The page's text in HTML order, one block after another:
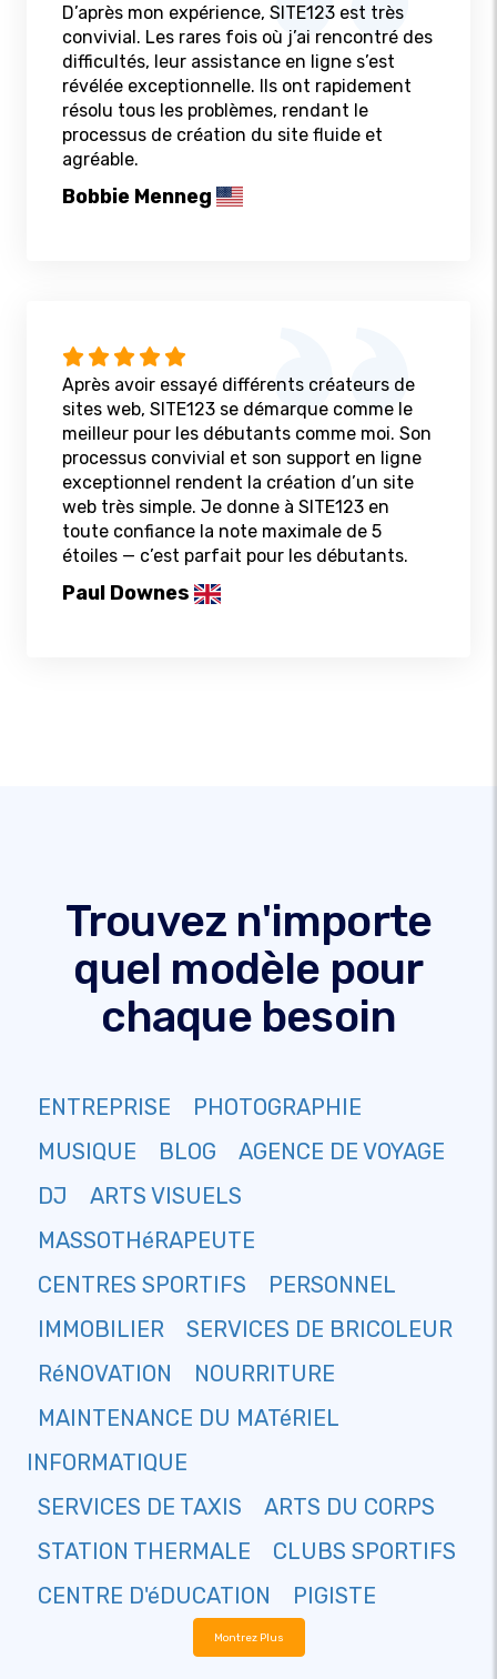
D’après mon expérience, SITE123 est très
convivial. Les rares fois où j’ai rencontré des
difficultés, leur assistance en ligne s’est
révélée exceptionnelle. Ils ont rapidement
résolu tous les problèmes, rendant le
processus de création du site fluide et
agréable.
Bobbie Menneg
Après avoir essayé différents créateurs de
sites web, SITE123 se démarque comme le
meilleur pour les débutants comme moi. Son
processus convivial et son support en ligne
exceptionnel rendent la création d’un site
web très simple. Je donne à SITE123 en
toute confiance la note maximale de 5
étoiles — c’est parfait pour les débutants.
Paul Downes
Trouvez n'importe
quel modèle pour
chaque besoin
ENTREPRISE
PHOTOGRAPHIE
MUSIQUE
BLOG
AGENCE DE VOYAGE
DJ
ARTS VISUELS
MASSOTHéRAPEUTE
CENTRES SPORTIFS
PERSONNEL
IMMOBILIER
SERVICES DE BRICOLEUR
RéNOVATION
NOURRITURE
MAINTENANCE DU MATéRIEL
INFORMATIQUE
SERVICES DE TAXIS
ARTS DU CORPS
STATION THERMALE
CLUBS SPORTIFS
CENTRE D'éDUCATION
PIGISTE
Montrez Plus